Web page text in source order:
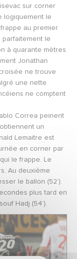
sur corner
logiquement le
frappe au premier
parfaitement le
à quarante mètres
Jonathan
ne trouve
une nette
ne comptent
Correa peinent
un
Lemaitre est
en corner par
le frappe. Le
Au deuxième
le ballon (52’).
plus tard en
Hadj (54’).